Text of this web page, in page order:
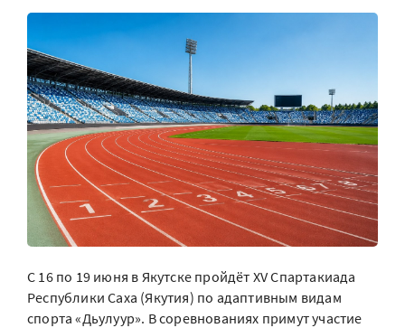
С 16 по 19 июня в Якутске пройдёт XV Спартакиада
Республики Саха (Якутия) по адаптивным видам
спорта «Дьулуур». В соревнованиях примут участие